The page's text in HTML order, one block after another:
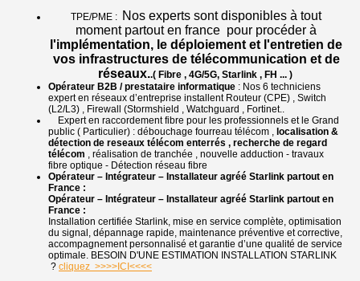
TPE/PME : Nos experts sont disponibles à tout
moment partout en france pour procéder à
l'implémentation, le déploiement et l'entretien de
vos infrastructures de télécommunication et de
réseaux..( Fibre , 4G/5G, Starlink , FH ... )
Opérateur B2B / prestataire informatique : Nos 6 techniciens
expert en réseaux d’entreprise installent Routeur (CPE) , Switch
(L2/L3) , Firewall (Stormshield , Watchguard , Fortinet..
Expert en raccordement fibre pour les professionnels et le Grand
public ( Particulier) : débouchage fourreau télécom , localisation &
détection de reseaux télécom enterrés , recherche de regard
télécom , réalisation de tranchée , nouvelle adduction - travaux
fibre optique - Détection réseau fibre
Opérateur – Intégrateur – Installateur agréé Starlink partout en
France :
Opérateur – Intégrateur – Installateur agréé Starlink partout en
France :
Installation certifiée Starlink, mise en service complète, optimisation
du signal, dépannage rapide, maintenance préventive et corrective,
accompagnement personnalisé et garantie d’une qualité de service
optimale. BESOIN D'UNE ESTIMATION INSTALLATION STARLINK
? cliquez >>>>ICI<<<<